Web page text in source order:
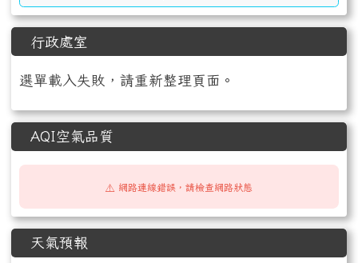
行政處室
選單載入失敗，請重新整理頁面。
AQI空氣品質
⚠️ 網路連線錯誤，請檢查網路狀態
天氣預報